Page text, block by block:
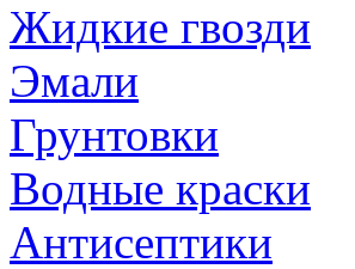
Жидкие гвозди
Эмали
Грунтовки
Водные краски
Антисептики